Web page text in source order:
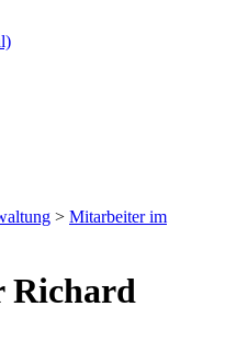
> Mitarbeiter im